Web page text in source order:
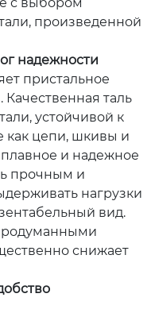
с выбором
произведенной
надежности
пристальное
таль
устойчивой к
как цепи, шкивы и
и надежное
прочным и
нагрузки
вид.
снижает